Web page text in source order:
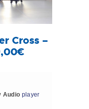
Cross –
Audio player